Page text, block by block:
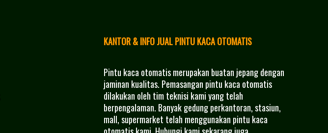
KANTOR & INFO JUAL PINTU KACA OTOMATIS
Pintu kaca otomatis merupakan buatan jepang dengan
jaminan kualitas. Pemasangan pintu kaca otomatis
dilakukan oleh tim teknisi kami yang telah
berpengalaman. Banyak gedung perkantoran, stasiun,
mall, supermarket telah menggunakan pintu kaca